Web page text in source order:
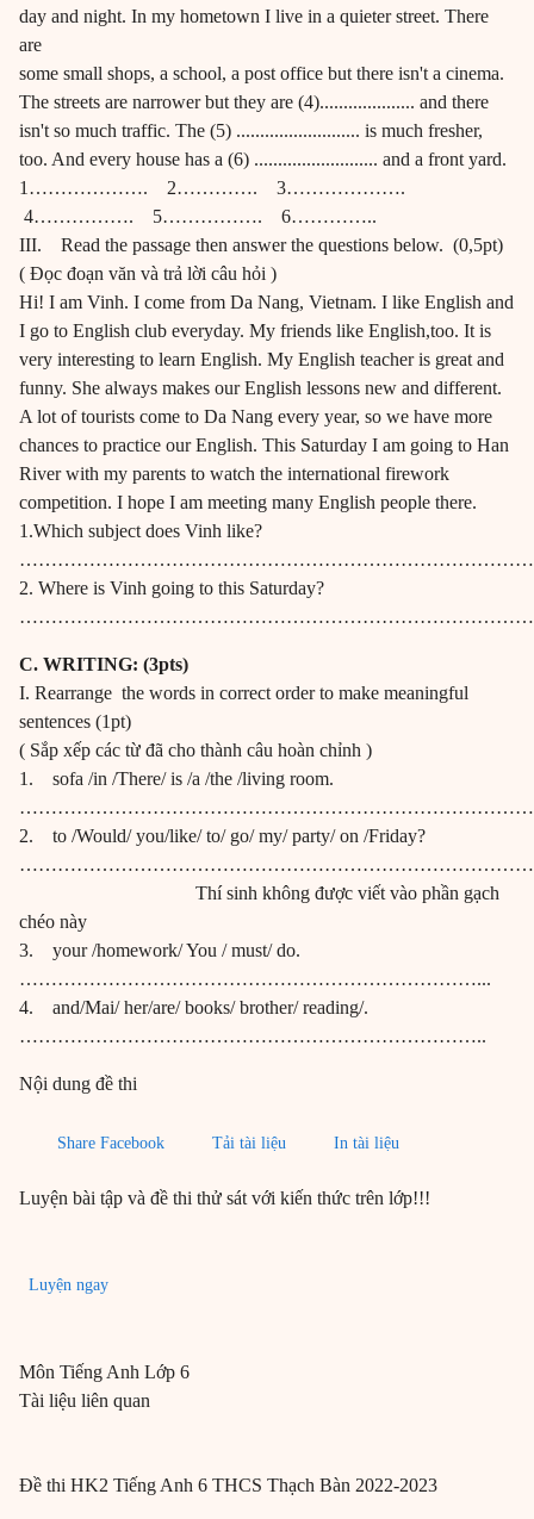
day and night. In my hometown I live in a quieter street. There
are
some small shops, a school, a post office but there isn't a cinema.
The streets are narrower but they are (4).................... and there
isn't so much traffic. The (5) .......................... is much fresher,
too. And every house has a (6) .......................... and a front yard.
1………………. 2…………. 3……………….
4……………. 5……………. 6…………..
III. Read the passage then answer the questions below. (0,5pt)
( Đọc đoạn văn và trả lời câu hỏi )
Hi! I am Vinh. I come from Da Nang, Vietnam. I like English and
I go to English club everyday. My friends like English,too. It is
very interesting to learn English. My English teacher is great and
funny. She always makes our English lessons new and different.
A lot of tourists come to Da Nang every year, so we have more
chances to practice our English. This Saturday I am going to Han
River with my parents to watch the international firework
competition. I hope I am meeting many English people there.
1.Which subject does Vinh like?
2. Where is Vinh going to this Saturday?
C. WRITING: (3pts)
I. Rearrange the words in correct order to make meaningful
sentences (1pt)
( Sắp xếp các từ đã cho thành câu hoàn chỉnh )
1. sofa /in /There/ is /a /the /living room.
2. to /Would/ you/like/ to/ go/ my/ party/ on /Friday?
Thí sinh không được viết vào phần gạch
chéo này
3. your /homework/ You / must/ do.
………………………………………………………………...
4. and/Mai/ her/are/ books/ brother/ reading/.
………………………………………………………………..
Nội dung đề thi
Share Facebook Tải tài liệu In tài liệu
Luyện bài tập và đề thi thử sát với kiến thức trên lớp!!!
Luyện ngay
Môn Tiếng Anh Lớp 6
Tài liệu liên quan
Đề thi HK2 Tiếng Anh 6 THCS Thạch Bàn 2022-2023